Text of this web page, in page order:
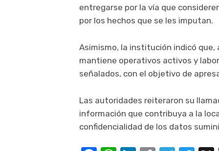
entregarse por la vía que
por los hechos que se les imputan.
Asimismo, la institución indicó
mantiene operativos activos y
señalados, con el objetivo de
Las autoridades reiteraron su
información que contribuya a la
confidencialidad de los datos